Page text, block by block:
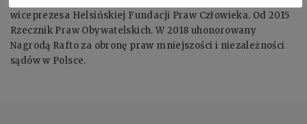
wiceprezesa Helsińskiej Fundacji Praw Człowieka. Od 2015
Rzecznik Praw Obywatelskich. W 2018 uhonorowany
Nagrodą Rafto za obronę praw mniejszości i niezależności
sądów w Polsce.